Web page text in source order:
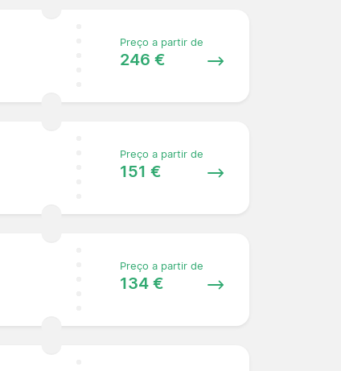
Preço a partir de
246 €
Preço a partir de
151 €
Preço a partir de
134 €